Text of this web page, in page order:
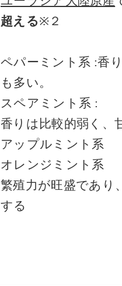
超える※２
ペパーミント系 :香
も多い。
スペアミント系 :
香りは比較的弱く、
アップルミント系
オレンジミント系
繁殖力が旺盛であり
する